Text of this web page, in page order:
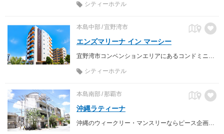
シティーホテル
本島中部 宜野湾市
エンズマリーナ イン マーシー
シティーホテル
本島南部 那覇市
沖縄ラティーナ
沖縄のウィークリー・マンスリーならピース企画へお任せを！ 設備付きでバック1つで即入居可能！